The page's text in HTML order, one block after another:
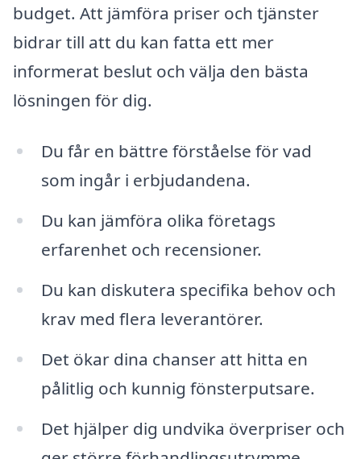
budget. Att jämföra priser och tjänster
bidrar till att du kan fatta ett mer
informerat beslut och välja den bästa
lösningen för dig.
Du får en bättre förståelse för vad
som ingår i erbjudandena.
Du kan jämföra olika företags
erfarenhet och recensioner.
Du kan diskutera specifika behov och
krav med flera leverantörer.
Det ökar dina chanser att hitta en
pålitlig och kunnig fönsterputsare.
Det hjälper dig undvika överpriser och